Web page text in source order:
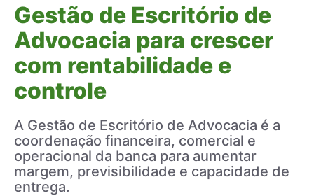
Gestão de Escritório de
Advocacia para crescer
com rentabilidade e
controle
A Gestão de Escritório de Advocacia é a
coordenação financeira, comercial e
operacional da banca para aumentar
margem, previsibilidade e capacidade de
entrega.